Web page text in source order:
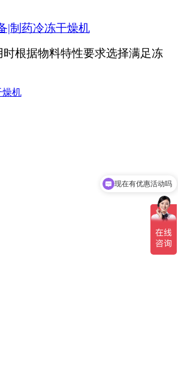
根据物料特性要求选择满足冻
现在有优惠活动吗